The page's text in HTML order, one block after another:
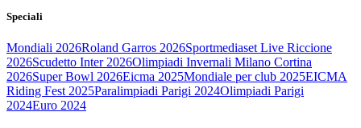
Speciali
Mondiali 2026Roland Garros 2026Sportmediaset Live Riccione
2026Scudetto Inter 2026Olimpiadi Invernali Milano Cortina
2026Super Bowl 2026Eicma 2025Mondiale per club 2025EICMA
Riding Fest 2025Paralimpiadi Parigi 2024Olimpiadi Parigi
2024Euro 2024